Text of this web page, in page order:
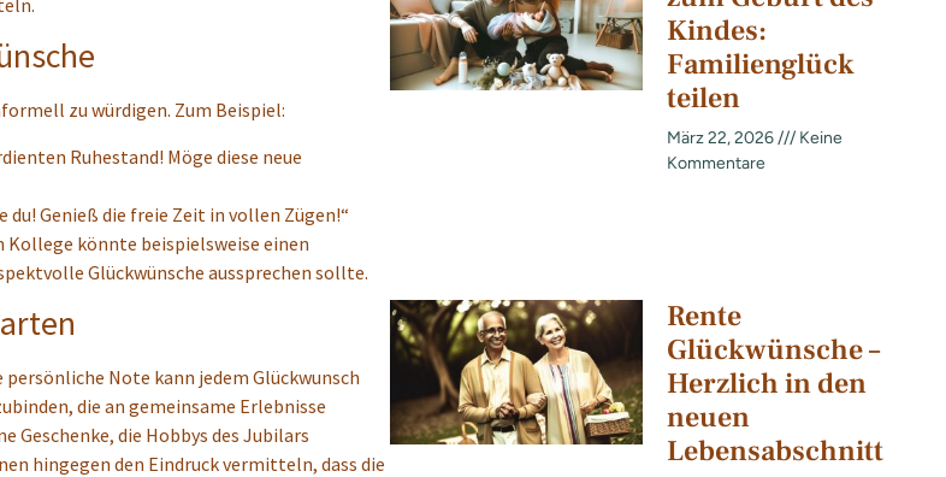
zu würdigen. Zum Beispiel:
Ruhestand! Möge diese neue
du! Genieß die freie Zeit in vollen Zügen!“
Kollege könnte beispielsweise einen
Glückwünsche aussprechen sollte.
Note kann jedem Glückwunsch
die an gemeinsame Erlebnisse
die Hobbys des Jubilars
hingegen den Eindruck vermitteln, dass die
Kindes:
Familienglück
teilen
März 22, 2026
Keine
Kommentare
Rente
Glückwünsche –
Herzlich in den
neuen
Lebensabschnitt